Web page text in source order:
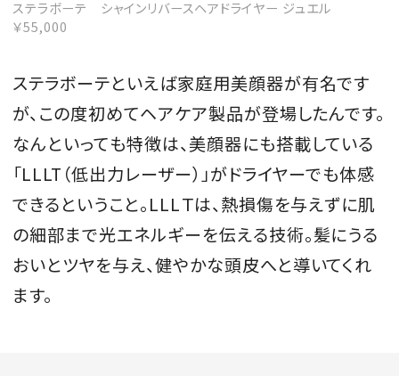
ステラボーテ シャインリバースヘアドライヤー ジュエル
￥55,000
ステラボーテといえば家庭用美顔器が有名です
が、この度初めてヘアケア製品が登場したんです。
なんといっても特徴は、美顔器にも搭載している
「LLLT（低出力レーザー）」がドライヤーでも体感
できるということ。LLLＴは、熱損傷を与えずに肌
の細部まで光エネルギーを伝える技術。髪にうる
おいとツヤを与え、健やかな頭皮へと導いてくれ
ます。